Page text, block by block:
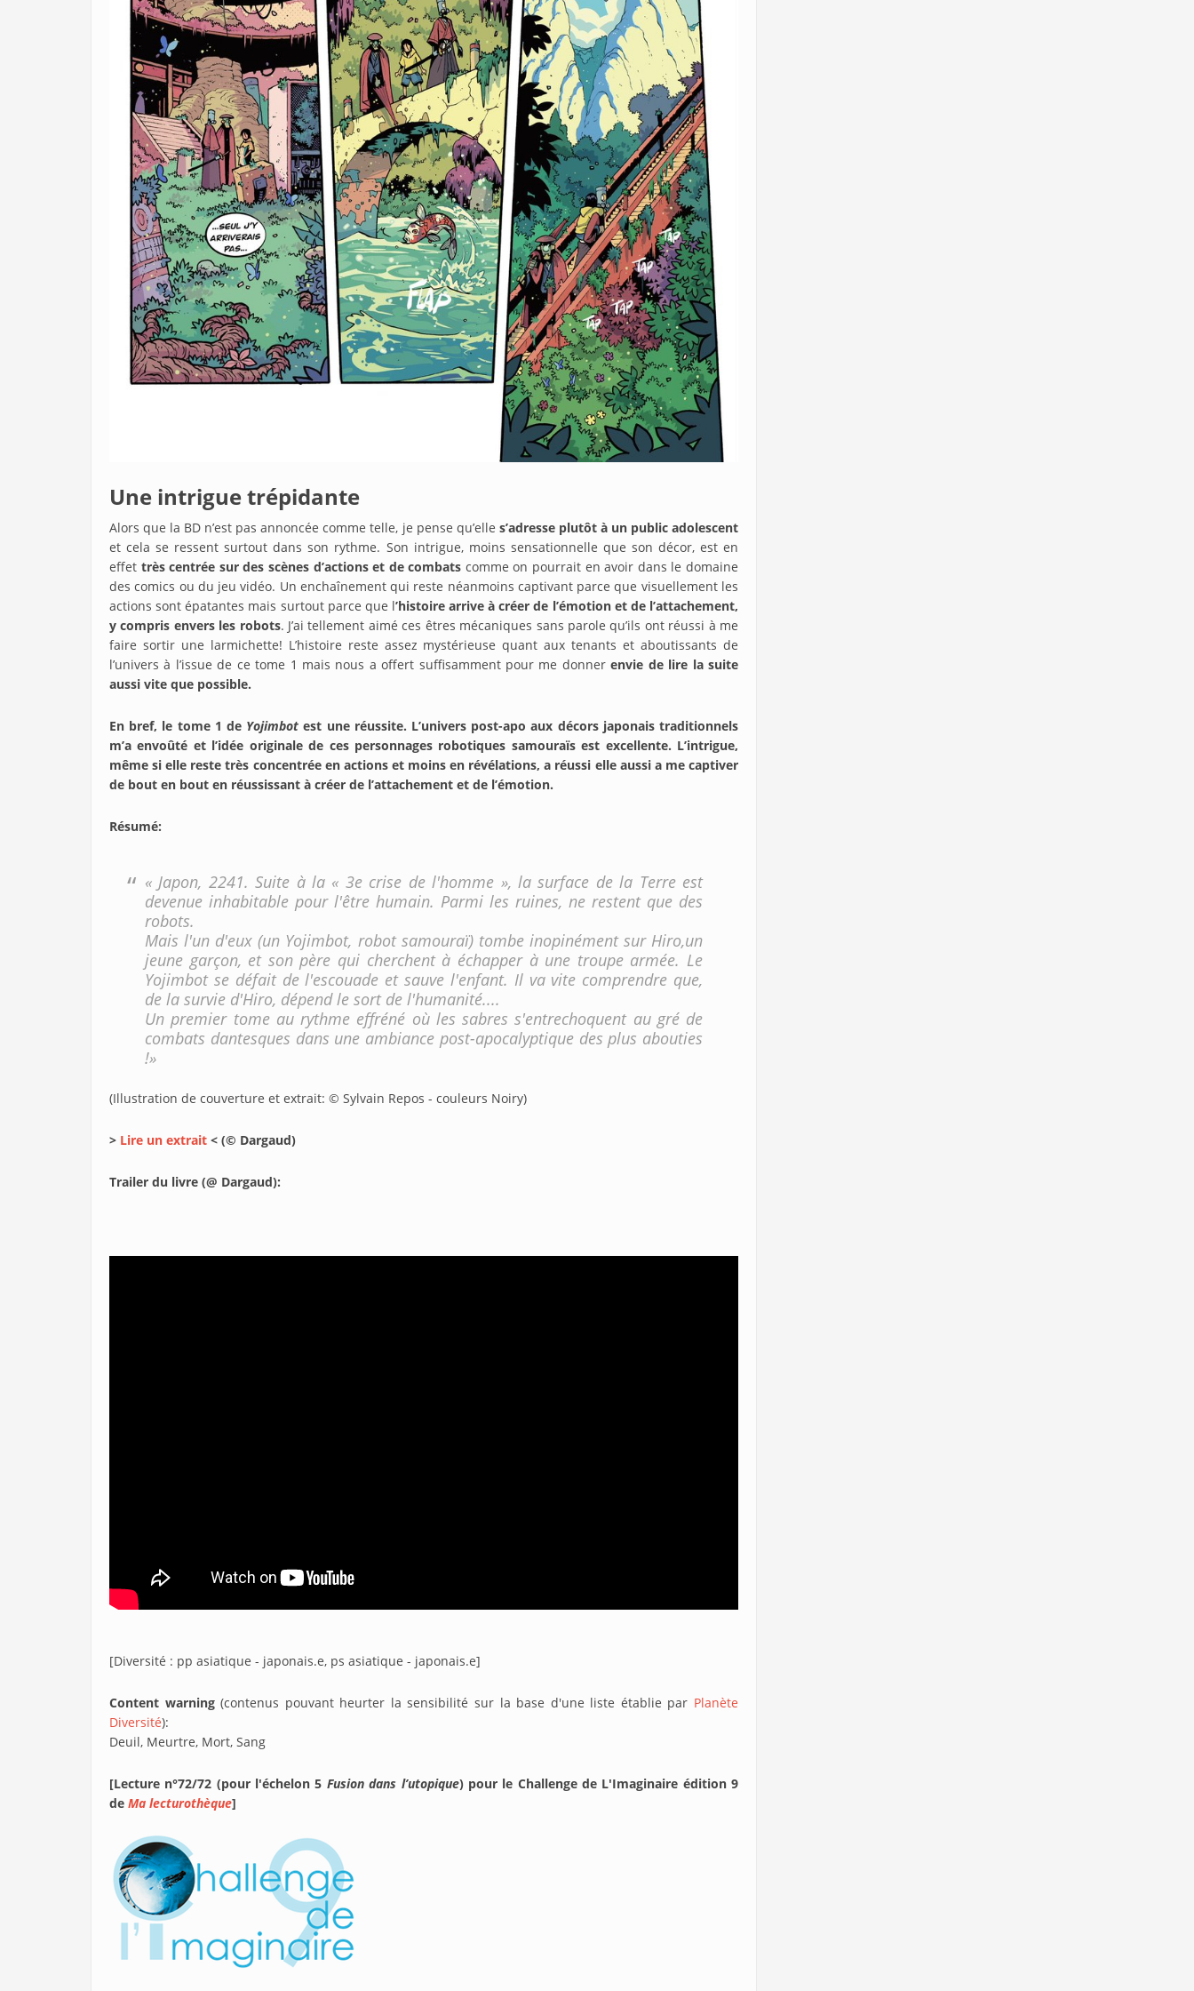
Une intrigue trépidante
Alors que la BD n’est pas annoncée comme telle, je pense qu’elle s’adresse plutôt à un public adolescent
et cela se ressent surtout dans son rythme. Son intrigue, moins sensationnelle que son décor, est en
effet très centrée sur des scènes d’actions et de combats comme on pourrait en avoir dans le domaine
des comics ou du jeu vidéo. Un enchaînement qui reste néanmoins captivant parce que visuellement les
actions sont épatantes mais surtout parce que l’histoire arrive à créer de l’émotion et de l’attachement,
y compris envers les robots. J’ai tellement aimé ces êtres mécaniques sans parole qu’ils ont réussi à me
faire sortir une larmichette! L’histoire reste assez mystérieuse quant aux tenants et aboutissants de
l’univers à l’issue de ce tome 1 mais nous a offert suffisamment pour me donnerenvie de lire la suite
aussi vite que possible.
En bref, le tome 1 de Yojimbot est une réussite. L’univers post-apo aux décors japonais traditionnels
m’a envoûté et l’idée originale de ces personnages robotiques samouraïs est excellente. L’intrigue,
même si elle reste très concentrée en actions et moins en révélations, a réussi elle aussi a me captiver
de bout en bout en réussissant à créer de l’attachement et de l’émotion.
Résumé:
« Japon, 2241. Suite à la « 3e crise de l'homme », la surface de la Terre est
devenue inhabitable pour l'être humain. Parmi les ruines, ne restent que des
robots.
Mais l'un d'eux (un Yojimbot, robot samouraï) tombe inopinément sur Hiro,un
jeune garçon, et son père qui cherchent à échapper à une troupe armée. Le
Yojimbot se défait de l'escouade et sauve l'enfant. Il va vite comprendre que,
de la survie d'Hiro, dépend le sort de l'humanité....
Un premier tome au rythme effréné où les sabres s'entrechoquent au gré de
combats dantesques dans une ambiance post-apocalyptique des plus abouties
!»
(Illustration de couverture et extrait: © Sylvain Repos - couleurs Noiry)
> Lire un extrait < (© Dargaud)
Trailer du livre (@ Dargaud):
[Diversité : pp asiatique - japonais.e, ps asiatique - japonais.e]
Content warning(contenus pouvant heurter la sensibilité sur la base d'une liste établie par Planète
Diversité):
Deuil, Meurtre, Mort, Sang
[Lecture n°72/72 (pour l'échelon 5 Fusion dans l’utopique) pour le Challenge de L'Imaginaire édition 9
de Ma lecturothèque]